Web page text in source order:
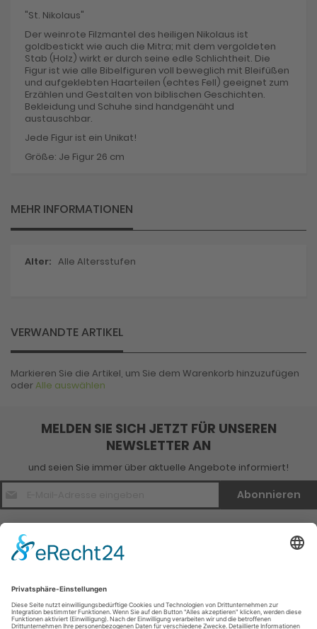
"St. Nikolaus"
Der weinrote Filzmantel des heiligen Nikolaus ist
goldbestickt wie auch die Mitra; mit dem vergoldeten
Stab (Holz) wirkt er durch seine edle Schlichtheit. Die
Figur ist wie alle Bibelfiguren voll beweglich mit Bleifüßen
und aufgeklebten Haarteilen (echtes Fell) geeignet zum
Erzählen und Gestalten von biblischen Geschichten.
Bekleidung und Schuhe sind handgenäht und
austauschbar.
Jede Figur ist ein Unikat!
Größe: Je Figur 26 cm
MEHR INFORMATIONEN
Mehr
Alle Altersstufen
VERWANDTE ARTIKEL
Markieren Sie die Artikel, um Sie dem Warenkorb hinzuzufügen
oderAlle auswählen
MELDEN SIE SICH JETZT FÜR UNSEREN
NEWSLETTER AN
und seien Sie immer über aktuelle Angebote informiert!
E-
Adresse
*
Abonnieren
Verlagsinfo